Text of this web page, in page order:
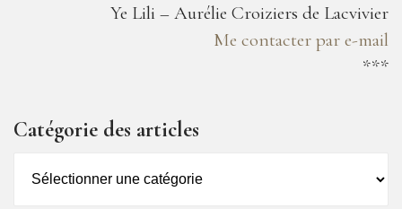
Ye Lili – Aurélie Croiziers de Lacvivier
Me contacter par e-mail
***
Catégorie des articles
des